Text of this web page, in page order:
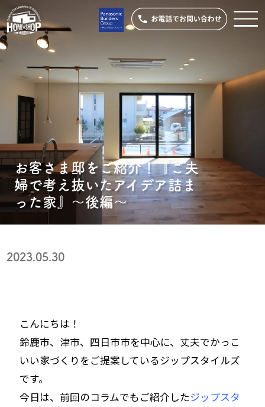
お客さま邸をご紹介！『ご夫
婦で考え抜いたアイデア詰ま
った家』〜後編〜
2023.05.30
こんにちは！
鈴鹿市、津市、四日市市を中心に、丈夫でかっこ
いい家づくりをご提案しているジップスタイルズ
です。
今日は、前回のコラムでもご紹介したジップスタ